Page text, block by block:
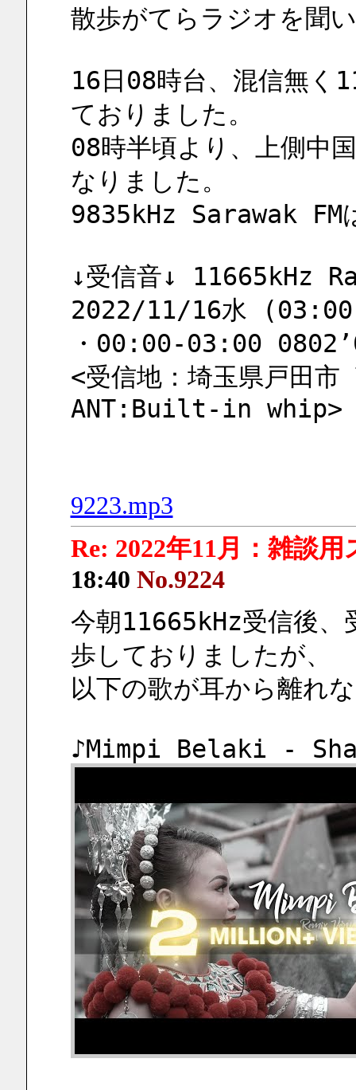
散歩がてらラジオを聞
16日08時台、混信無く
ておりました。
08時半頃より、上側中
なりました。
9835kHz Sarawak
↓受信音↓ 11665kHz
2022/11/16水
・00:00-03:00
<受信地：埼玉県戸田
ANT:Built-in whip>
9223.mp3
Re: 2022年11月：雑談
18:40 No.9224
今朝11665kHz受信後、
歩しておりましたが、
以下の歌が耳から離れ
♪Mimpi Belaki -